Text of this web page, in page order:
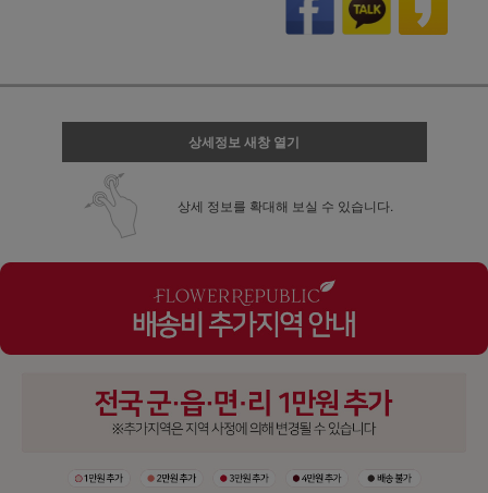
상세정보 새창 열기
상세 정보를 확대해 보실 수 있습니다.